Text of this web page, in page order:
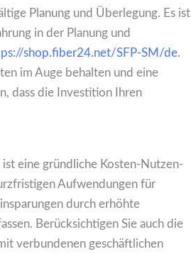
Planung und Überlegung. Es ist
in der Planung und
shop.fiber24.net/SFP-SM/de.
im Auge behalten und eine
dass die Investition Ihren
eine gründliche Kosten-Nutzen-
Aufwendungen für
durch erhöhte
Berücksichtigen Sie auch die
verbundenen geschäftlichen